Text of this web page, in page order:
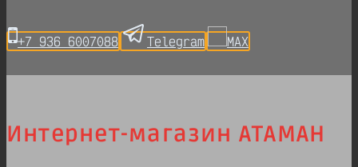
+7 936 6007088 Telegram MAX
Интернет-магазин АТАМАН